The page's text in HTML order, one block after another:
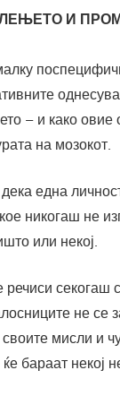
И
– и како овие
на мозокот.
една
никогаш не
или некој.
речиси секогаш
не се
мисли и
бараат некој